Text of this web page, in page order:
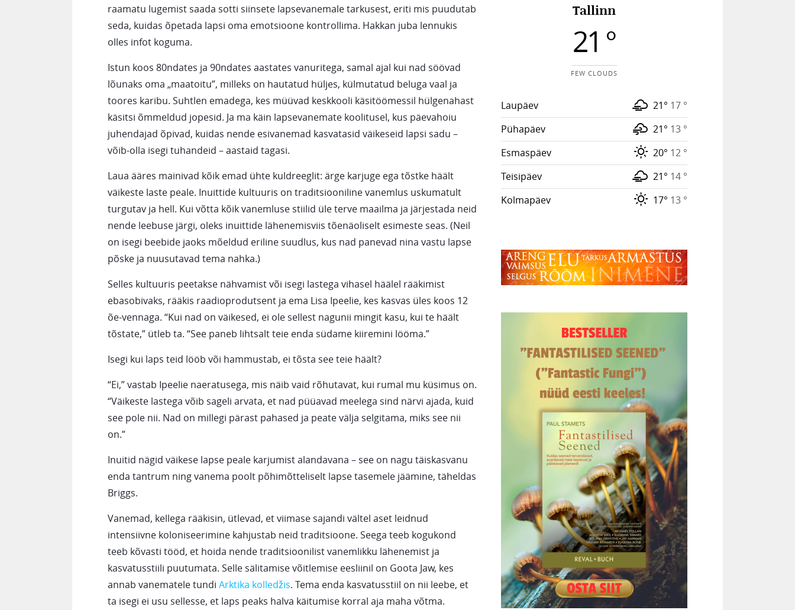
raamatu lugemist saada sotti siinsete lapsevanemale tarkusest, eriti mis puudutab
seda, kuidas õpetada lapsi oma emotsioone kontrollima. Hakkan juba lennukis
olles infot koguma.
Istun koos 80ndates ja 90ndates aastates vanuritega, samal ajal kui nad söövad
lõunaks oma „maatoitu”, milleks on hautatud hüljes, külmutatud beluga vaal ja
toores karibu. Suhtlen emadega, kes müüvad keskkooli käsitöömessil hülgenahast
käsitsi õmmeldud jopesid. Ja ma käin lapsevanemate koolitusel, kus päevahoiu
juhendajad õpivad, kuidas nende esivanemad kasvatasid väikeseid lapsi sadu –
võib-olla isegi tuhandeid – aastaid tagasi.
Laua ääres mainivad kõik emad ühte kuldreeglit: ärge karjuge ega tõstke häält
väikeste laste peale. Inuittide kultuuris on traditsiooniline vanemlus uskumatult
turgutav ja hell. Kui võtta kõik vanemluse stiilid üle terve maailma ja järjestada neid
nende leebuse järgi, oleks inuittide lähenemisviis tõenäoliselt esimeste seas. (Neil
on isegi beebide jaoks mõeldud eriline suudlus, kus nad panevad nina vastu lapse
põske ja nuusutavad tema nahka.)
Selles kultuuris peetakse nähvamist või isegi lastega vihasel häälel rääkimist
ebasobivaks, rääkis raadioprodutsent ja ema Lisa Ipeelie, kes kasvas üles koos 12
õe-vennaga. “Kui nad on väikesed, ei ole sellest nagunii mingit kasu, kui te häält
tõstate,” ütleb ta. “See paneb lihtsalt teie enda südame kiiremini lööma.”
Isegi kui laps teid lööb või hammustab, ei tõsta see teie häält?
“Ei,” vastab Ipeelie naeratusega, mis näib vaid rõhutavat, kui rumal mu küsimus on.
“Väikeste lastega võib sageli arvata, et nad püüavad meelega sind närvi ajada, kuid
see pole nii. Nad on millegi pärast pahased ja peate välja selgitama, miks see nii
on.”
Inuitid nägid väikese lapse peale karjumist alandavana – see on nagu täiskasvanu
enda tantrum ning vanema poolt põhimõtteliselt lapse tasemele jäämine, täheldas
Briggs.
Vanemad, kellega rääkisin, ütlevad, et viimase sajandi vältel aset leidnud
intensiivne koloniseerimine kahjustab neid traditsioone. Seega teeb kogukond
teeb kõvasti tööd, et hoida nende traditsioonilist vanemlikku lähenemist ja
kasvatusstiili puutumata. Selle sälitamise võitlemise eesliinil on Goota Jaw, kes
annab vanematele tundi Arktika kolledžis. Tema enda kasvatusstiil on nii leebe, et
ta isegi ei usu sellesse, et laps peaks halva käitumise korral aja maha võtma.
Tallinn
21 °
FEW CLOUDS
Laupäev 21° 17 °
Pühapäev
21° 13 °
Esmaspäev
20° 12 °
Teisipäev
21° 14 °
Kolmapäev
17° 13 °